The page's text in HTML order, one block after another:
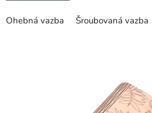
5
Ohebná vazba Šroubovaná vazba